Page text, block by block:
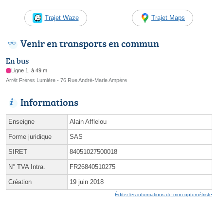
Trajet Waze Trajet Maps
Venir en transports en commun
En bus
Ligne 1, à 49 m
Arrêt Frères Lumière - 76 Rue André-Marie Ampère
Informations
Enseigne Alain Afflelou
Forme juridique SAS
SIRET 84051027500018
N° TVA Intra. FR26840510275
Création 19 juin 2018
Éditer les informations de mon optométriste